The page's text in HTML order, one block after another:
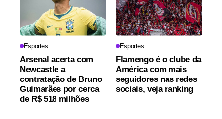
Esportes
Arsenal acerta com
Newcastle a
contratação de Bruno
Guimarães por cerca
de R$ 518 milhões
Esportes
Flamengo é o clube da
América com mais
seguidores nas redes
sociais, veja ranking